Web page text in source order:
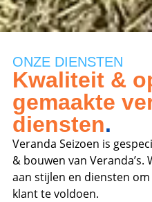
ONZE DIENSTEN
Kwaliteit &
gemaakte
diensten.
Veranda Seizoen is
& bouwen van Veranda’s.
aan stijlen en diensten
klant te voldoen.